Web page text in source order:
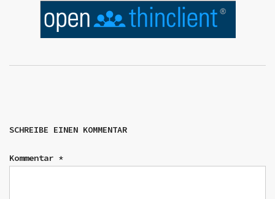
SCHREIBE EINEN KOMMENTAR
Kommentar *